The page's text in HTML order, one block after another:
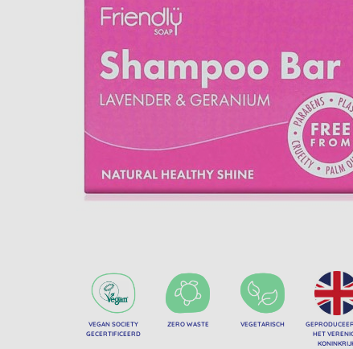
VEGAN SOCIETY
GECERTIFICEERD
ZERO WASTE VEGETARISCH
HET